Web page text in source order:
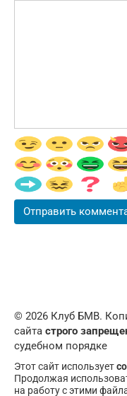
© 2026 Клуб БМВ.
сайта строго
судебном порядке
Этот сайт использует
Продолжая
на работу с этими